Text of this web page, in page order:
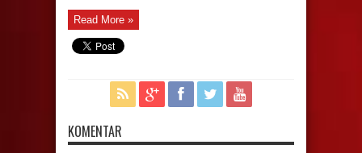
Read More »
KOMENTAR